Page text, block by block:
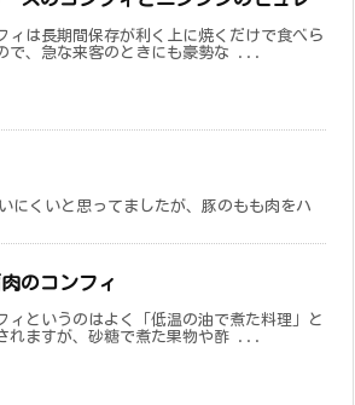
ィは長期間保存が利く上に焼くだけで食べら
で、急な来客のときにも豪勢な ...
にくいと思ってましたが、豚のもも肉をハ
のコンフィ
ィというのはよく「低温の油で煮た料理」と
れますが、砂糖で煮た果物や酢 ...